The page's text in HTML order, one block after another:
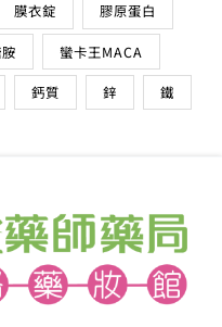
膜衣錠 膠原蛋白
蠻卡王MACA
鈣質 鋅 鐵